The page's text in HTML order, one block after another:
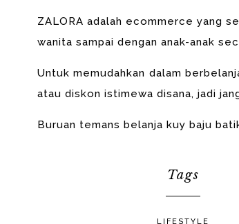
ZALORA adalah ecommerce yang
wanita sampai dengan anak-anak
Untuk memudahkan dalam
atau diskon istimewa disana, jadi
Buruan temans belanja kuy baju
Tags
LIFESTYLE